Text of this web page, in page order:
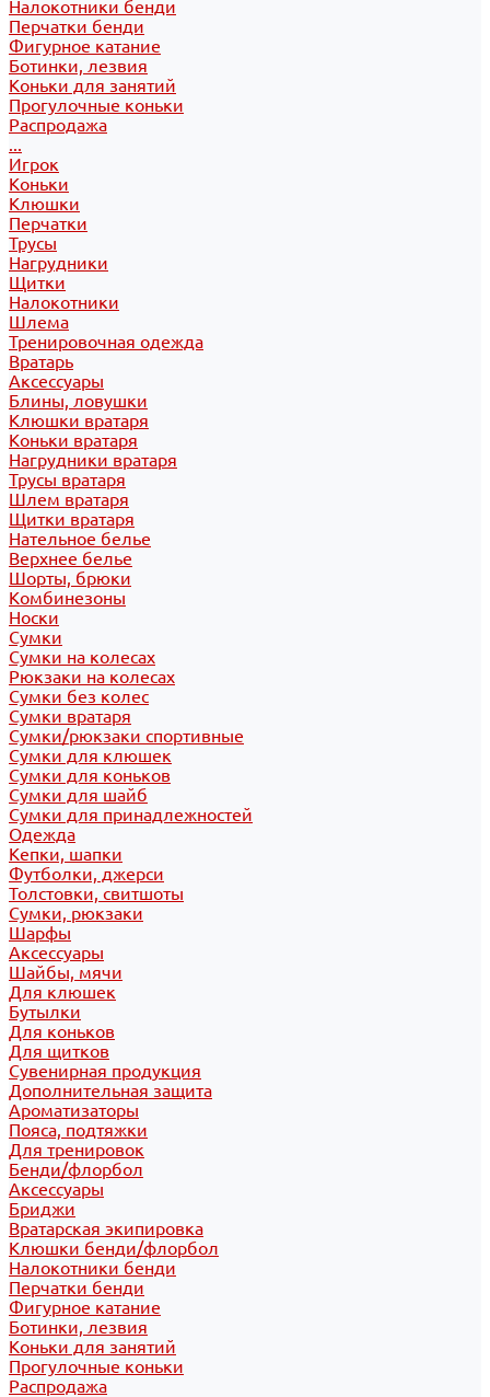
Налокотники бенди
Перчатки бенди
Фигурное катание
Ботинки, лезвия
Коньки для занятий
Прогулочные коньки
Распродажа
...
Игрок
Коньки
Клюшки
Перчатки
Трусы
Нагрудники
Щитки
Налокотники
Шлема
Тренировочная одежда
Вратарь
Аксессуары
Блины, ловушки
Клюшки вратаря
Коньки вратаря
Нагрудники вратаря
Трусы вратаря
Шлем вратаря
Щитки вратаря
Нательное белье
Верхнее белье
Шорты, брюки
Комбинезоны
Носки
Сумки
Сумки на колесах
Рюкзаки на колесах
Сумки без колес
Сумки вратаря
Сумки/рюкзаки спортивные
Сумки для клюшек
Сумки для коньков
Сумки для шайб
Сумки для принадлежностей
Одежда
Кепки, шапки
Футболки, джерси
Толстовки, свитшоты
Сумки, рюкзаки
Шарфы
Аксессуары
Шайбы, мячи
Для клюшек
Бутылки
Для коньков
Для щитков
Сувенирная продукция
Дополнительная защита
Ароматизаторы
Пояса, подтяжки
Для тренировок
Бенди/флорбол
Аксессуары
Бриджи
Вратарская экипировка
Клюшки бенди/флорбол
Налокотники бенди
Перчатки бенди
Фигурное катание
Ботинки, лезвия
Коньки для занятий
Прогулочные коньки
Распродажа